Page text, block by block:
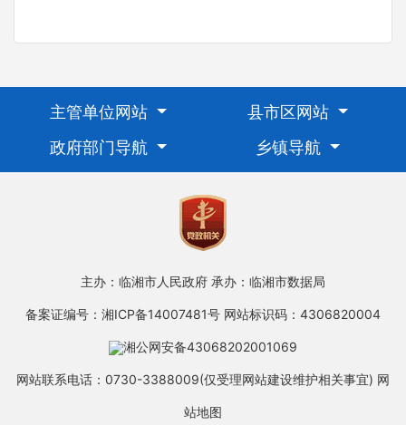
主管单位网站
县市区网站
政府部门导航
乡镇导航
主办：临湘市人民政府 承办：临湘市数据局
备案证编号：湘ICP备14007481号 网站标识码：4306820004
湘公网安备43068202001069
网站联系电话：0730-3388009(仅受理网站建设维护相关事宜) 网
站地图